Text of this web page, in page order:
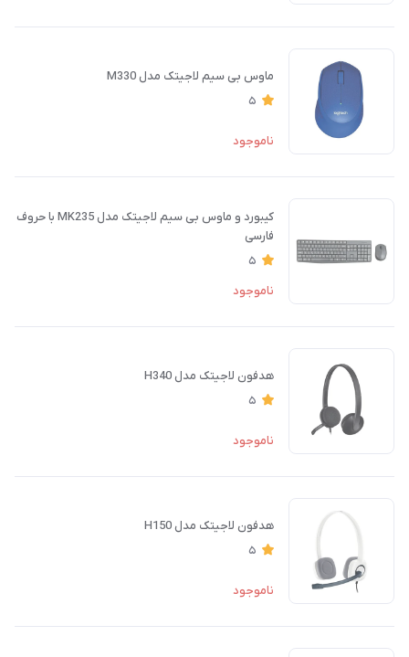
ماوس بی سیم لاجیتک مدل M330
5
ناموجود
کیبورد و ماوس بی سیم لاجیتک مدل MK235 با حروف
فارسی
5
ناموجود
هدفون لاجیتک مدل H340
5
ناموجود
هدفون لاجیتک مدل H150
5
ناموجود